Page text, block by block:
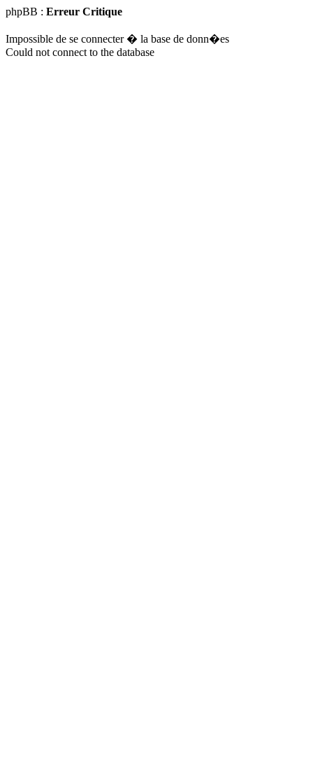
phpBB : Erreur Critique
Impossible de se connecter � la base de donn�es
Could not connect to the database